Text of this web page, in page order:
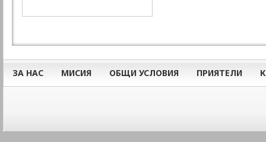
ЗА НАС МИСИЯ ОБЩИ УСЛОВИЯ ПРИЯТЕЛИ